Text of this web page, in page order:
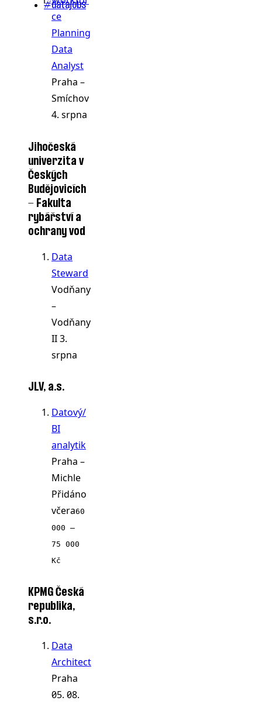
#datajobs
ce
Planning
Data
Analyst
Praha –
Smíchov
4. srpna
Jihočeská
univerzita v
Českých
Budějovicích
- Fakulta
rybářství a
ochrany vod
Data
Steward
Vodňany
–
Vodňany
II3.
srpna
JLV, a.s.
Datový/
BI
analytik
Praha –
Michle
Přidáno
včera60
000 ‍–‍
75 000
Kč
KPMG Česká
republika,
s.r.o.
Data
Architect
Praha
05. 08.